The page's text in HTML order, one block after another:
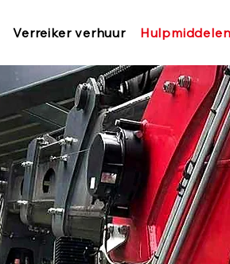
Verreiker verhuur Hulpmiddelen